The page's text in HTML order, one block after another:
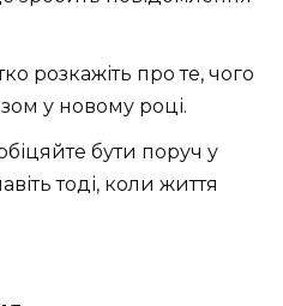
розкажіть про те, чого
у новому році.
бути поруч у
тоді, коли життя